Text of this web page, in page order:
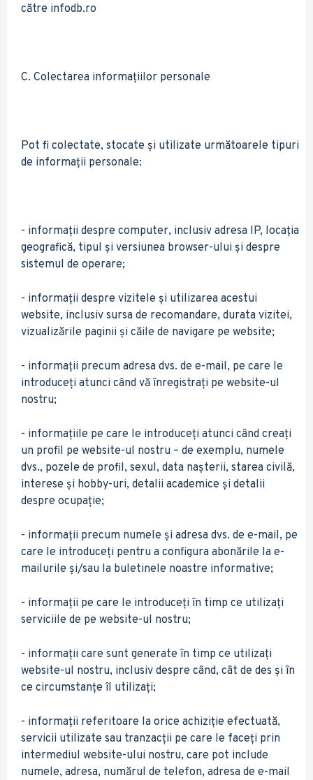
către infodb.ro
C. Colectarea informațiilor personale
Pot fi colectate, stocate și utilizate următoarele tipuri
de informații personale:
- informații despre computer, inclusiv adresa IP, locația
geografică, tipul și versiunea browser-ului și despre
sistemul de operare;
- informații despre vizitele și utilizarea acestui
website, inclusiv sursa de recomandare, durata vizitei,
vizualizările paginii și căile de navigare pe website;
- informații precum adresa dvs. de e-mail, pe care le
introduceți atunci când vă înregistrați pe website-ul
nostru;
- informațiile pe care le introduceți atunci când creați
un profil pe website-ul nostru – de exemplu, numele
dvs., pozele de profil, sexul, data nașterii, starea civilă,
interese și hobby-uri, detalii academice și detalii
despre ocupație;
- informații precum numele și adresa dvs. de e-mail, pe
care le introduceți pentru a configura abonările la e-
mailurile și/sau la buletinele noastre informative;
- informații pe care le introduceți în timp ce utilizați
serviciile de pe website-ul nostru;
- informații care sunt generate în timp ce utilizați
website-ul nostru, inclusiv despre când, cât de des și în
ce circumstanțe îl utilizați;
- informații referitoare la orice achiziție efectuată,
servicii utilizate sau tranzacții pe care le faceți prin
intermediul website-ului nostru, care pot include
numele, adresa, numărul de telefon, adresa de e-mail